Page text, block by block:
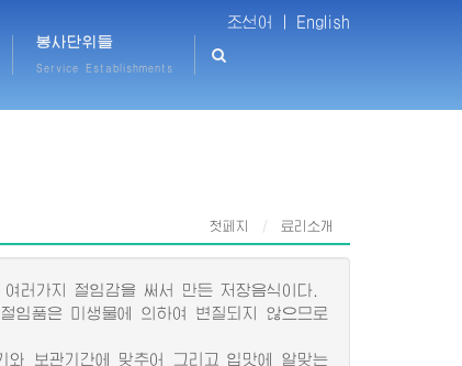
조선어 | English
봉사단위들
Service Establishments
첫페지 료리소개
가지 절임감을 써서 만든 저장음식이다.
품은 미생물에 의하여 변질되지 않으므로
보관기간에 맞추어 그리고 입맛에 알맞는